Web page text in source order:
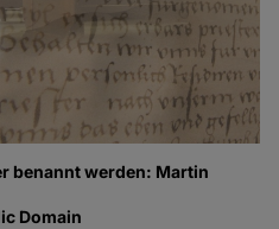
benannt werden: Martin
Domain